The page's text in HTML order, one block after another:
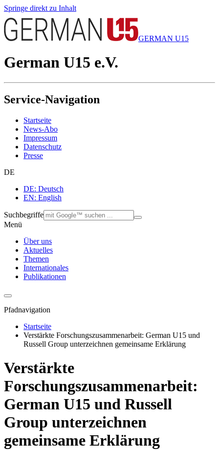
Springe direkt zu Inhalt
GERMAN U15
German U15 e.V.
Service-Navigation
Startseite
News-Abo
Impressum
Datenschutz
Presse
DE
DE: Deutsch
EN: English
Suchbegriffe
Menü
Über uns
Aktuelles
Themen
Internationales
Publikationen
Pfadnavigation
Startseite
Verstärkte Forschungszusammenarbeit: German U15 und
Russell Group unterzeichnen gemeinsame Erklärung
Verstärkte
Forschungszusammenarbeit:
German U15 und Russell
Group unterzeichnen
gemeinsame Erklärung